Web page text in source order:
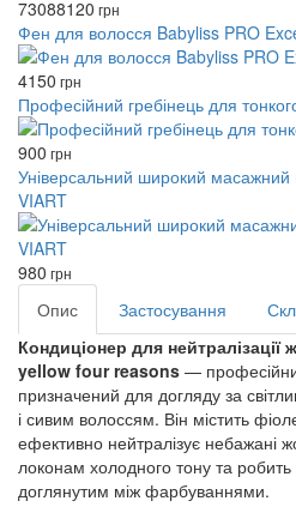
73088120 грн
Фен для волосся Babyliss PRO
4150 грн
Професійний гребінець для
900 грн
Універсальний широкий масажний
VIART
980 грн
Опис Застосування
Кондиціонер для
yellow four reasons —
призначений для догляду за
і сивим волоссям. Він містить
ефективно нейтралізує небажані
локонам холодного тону та робить
доглянутим між фарбуваннями.